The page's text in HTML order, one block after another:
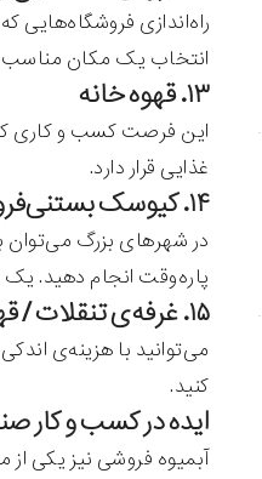
راه‌اندازی
انتخاب یک مکان مناسب
۱۳. قهوه خانه
این فرصت کسب و کاری که
غذایی قرار دارد.
۱۴. کیوسک بستنی‌فروشی
در شهرهای بزرگ
پاره‌وقت انجام دهید.
۱۵. غرفه‌ی تنقلات / قهوه
می‌توانید با هزینه‌ی
کنید.
ایده در کسب و کار صنایع غذایی
آبمیوه فروشی نیز یکی